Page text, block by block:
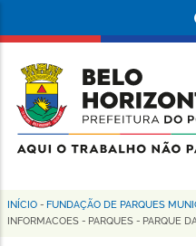
conteúdo
principal
da
Prefeitura
de
Horizonte
Trilha
INÍCIO - FUNDAÇÃO DE PARQUES
INFORMACOES - PARQUES - PARQUE